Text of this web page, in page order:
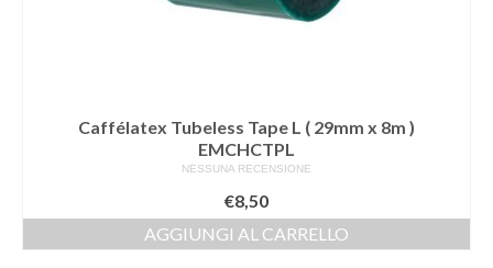
Caffélatex Tubeless Tape L ( 29mm x 8m )
EMCHCTPL
NESSUNA RECENSIONE
€8,50
AGGIUNGI AL CARRELLO